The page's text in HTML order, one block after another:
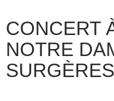
CONCERT
NOTRE
SURGÈRES